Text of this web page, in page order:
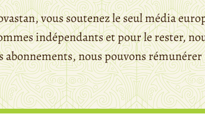
vous soutenez le seul média
indépendants et pour le rester,
abonnements, nous pouvons